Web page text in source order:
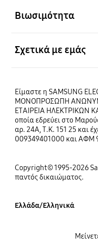
Βιωσιμότητα
Σχετικά με εμάς
Είμαστε η SAMSUNG
ΜΟΝΟΠΡΟΣΩΠΗ
ΕΤΑΙΡΕΙΑ ΗΛΕΚΤΡΙΚΩΝ
οποία εδρεύει στο
αρ. 24Α, Τ.Κ. 151 25 και
009349401000 και ΑΦΜ
Copyright© 1995-2026
παντός δικαιώματος.
Ελλάδα/Ελληνικά